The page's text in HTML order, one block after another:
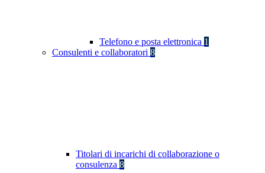
Telefono e posta elettronica 1
Consulenti e collaboratori 8
Titolari di incarichi di collaborazione o
consulenza 8